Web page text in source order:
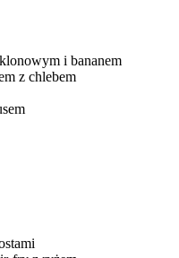
i bananem
z chlebem